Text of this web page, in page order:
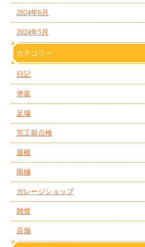
2024年6月
2024年5月
カテゴリー
日記
塗装
足場
完工前点検
屋根
雨樋
ガレージショップ
雑貨
店舗